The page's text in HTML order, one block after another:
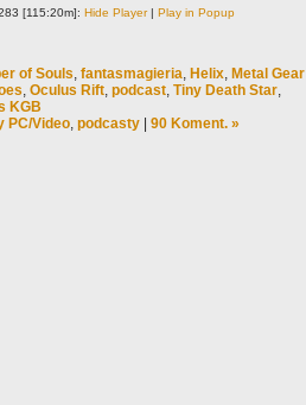
[115:20m]: Hide Player| Play in Popup
of Souls, fantasmagieria, Helix, Metal Gear
, Oculus Rift, podcast, Tiny Death Star,
KGB
PC/Video, podcasty 90 Koment. »